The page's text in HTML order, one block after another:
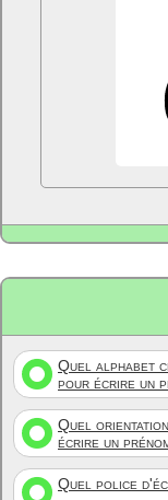
Quel alphabet
pour écrire un
Quel
écrire un
Quel police